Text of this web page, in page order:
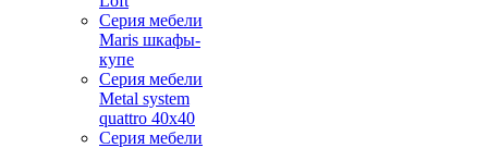
Серия мебели
Maris шкафы-
купе
Серия мебели
Metal system
quattro 40x40
Серия мебели